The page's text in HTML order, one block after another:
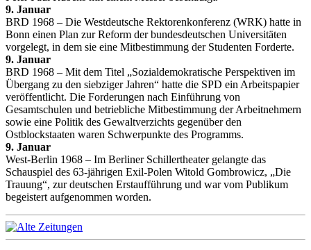
9. Januar
BRD 1968 – Die Westdeutsche Rektorenkonferenz (WRK) hatte in
Bonn einen Plan zur Reform der bundesdeutschen Universitäten
vorgelegt, in dem sie eine Mitbestimmung der Studenten Forderte.
9. Januar
BRD 1968 – Mit dem Titel „Sozialdemokratische Perspektiven im
Übergang zu den siebziger Jahren“ hatte die SPD ein Arbeitspapier
veröffentlicht. Die Forderungen nach Einführung von
Gesamtschulen und betriebliche Mitbestimmung der Arbeitnehmern
sowie eine Politik des Gewaltverzichts gegenüber den
Ostblockstaaten waren Schwerpunkte des Programms.
9. Januar
West-Berlin 1968 – Im Berliner Schillertheater gelangte das
Schauspiel des 63-jährigen Exil-Polen Witold Gombrowicz, „Die
Trauung“, zur deutschen Erstaufführung und war vom Publikum
begeistert aufgenommen worden.